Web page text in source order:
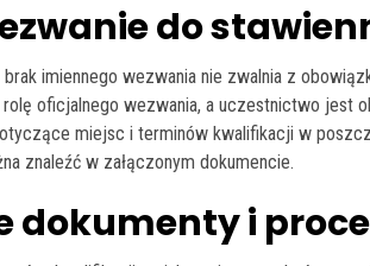
do
imiennego wezwania nie zwalnia z
rolę oficjalnego wezwania, a uczestnictwo jest
miejsc i terminów kwalifikacji w
znaleźć w załączonym dokumencie.
dokumenty i